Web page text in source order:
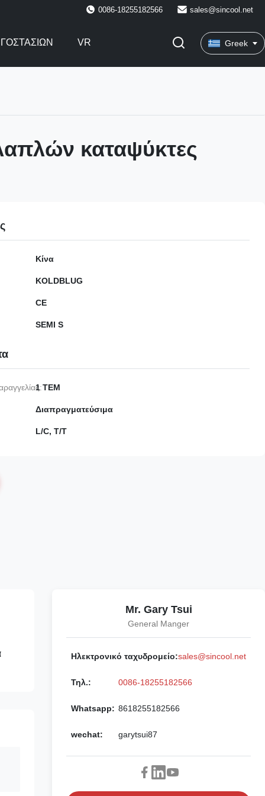
0086-18255182566 sales@sincool.net
VR Greek
καταψύκτες
Κίνα
KOLDBLUG
CE
SEMI S
1 ΤΕΜ
Διαπραγματεύσιμα
L/C, T/T
Mr. Gary Tsui
General Manger
Ηλεκτρονικό ταχυδρομείο:sales@sincool.net
Τηλ.: 0086-18255182566
Whatsapp: 8618255182566
wechat: garytsui87